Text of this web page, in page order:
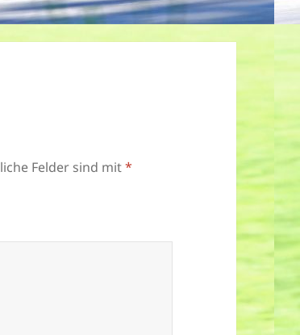
Felder sind mit*